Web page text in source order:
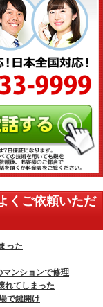
くご依頼いただ
った
ンションで修理
れてしまった
で鍵開け